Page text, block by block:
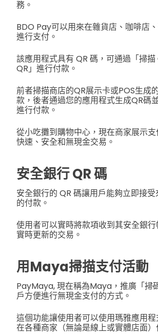
務。
BDO Pay可以用來在雜貨店、咖啡店
進行支付。
該應用程式具有 QR 碼，可通過「掃
QR」進行付款。
前者掃描商店的QR展示卡或POS生成
款，後者通過您的應用程式生成QR碼
進行付款。
從小吃攤到購物中心，現在商家展示
快速、安全和無現金交易。
安全銀行 QR 碼
安全銀行的 QR 碼讓用戶能夠立即接
的付款。
使用者可以實時將款項收到其安全銀
實時更新的交易。
用Maya掃描支付活動
PayMaya, 現在稱為Maya，推廣「掃
戶方便進行無現金支付的方式。
這個功能讓使用者可以使用瑪雅應用程
在各種商家（無論是線上或實體店面）